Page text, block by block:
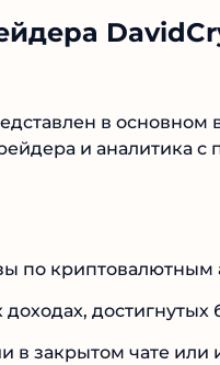
в основном
и аналитика
по криптовалютным
достигнутых
в закрытом чате